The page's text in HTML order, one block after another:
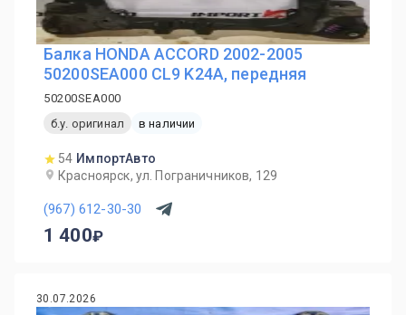
Балка HONDA ACCORD 2002-2005
50200SEA000 CL9 K24A, передняя
50200SEA000
б.у. оригинал
в наличии
54 ИмпортАвто
Красноярск, ул. Пограничников, 129
(967) 612-30-30
1 400
30.07.2026